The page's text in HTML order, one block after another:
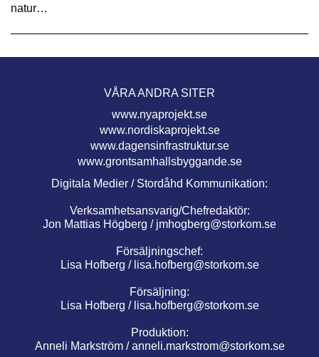
natur…
VÅRA ANDRA SITER
www.nyaprojekt.se
www.nordiskaprojekt.se
www.dagensinfrastruktur.se
www.grontsamhallsbyggande.se
Digitala Medier / Stordåhd Kommunikation:
Verksamhetsansvarig/Chefredaktör:
Jon Mattias Högberg / jmhogberg@storkom.se
Försäljningschef:
Lisa Hofberg / lisa.hofberg@storkom.se
Försäljning:
Lisa Hofberg / lisa.hofberg@storkom.se
Produktion:
Anneli Markström /anneli.markstrom@storkom.se